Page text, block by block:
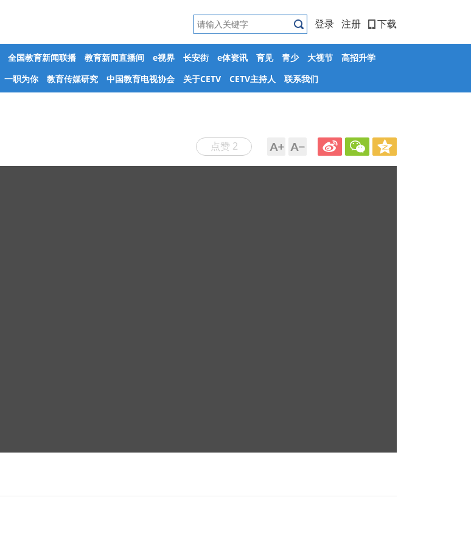
登录 注册 下载
全国教育新闻联播 教育新闻直播间 e视界 长安街 e体资讯 育见 青少 大视节
高招升学
一职为你 教育传媒研究 中国教育电视协会 关于CETV CETV主持人 联系我们
点赞 2